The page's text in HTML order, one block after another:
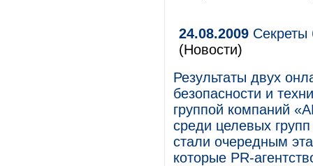
24.08.2009 Секреты
(Новости)
Результаты двух
безопасности и
группой компаний
среди целевых
стали очередным
которые PR-